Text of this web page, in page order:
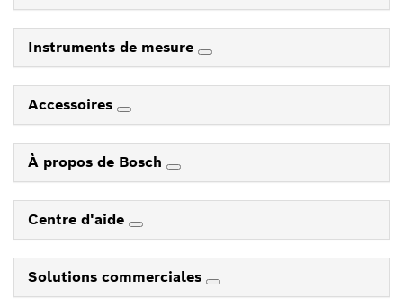
Instruments de mesure
Accessoires
À propos de Bosch
Centre d'aide
Solutions commerciales